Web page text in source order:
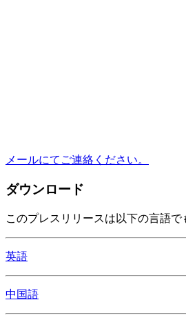
メールにてご連絡ください。
ダウンロード
このプレスリリースは以下の言語
英語
中国語